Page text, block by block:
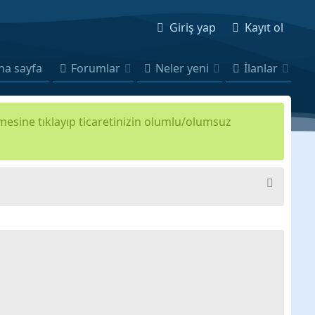
Giriş yap Kayıt ol
sayfa Forumlar Neler yeni İlanlar
tıklayıp ticaretinizin olumlu/olumsuz